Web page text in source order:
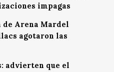
impagas
de Arena Mardel
agotaron las
advierten que el